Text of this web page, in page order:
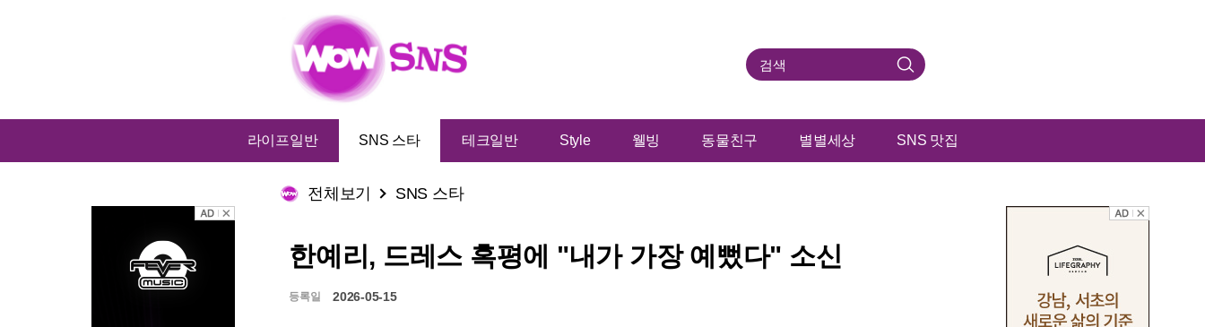
검
라이프일반 SNS 스타 테크일반 Style 웰빙 동물친구 별별세상 SNS 맛집
전체보기 SNS 스타
한예리, 드레스 혹평에 "내가 가장 예뻤다" 소신
등록일 2026-05-15